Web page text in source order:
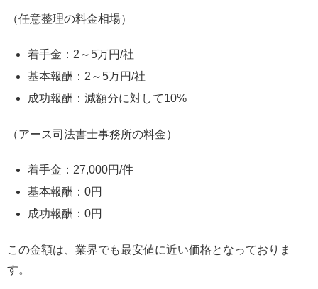
（任意整理の料金相場）
着手金：2～5万円/社
基本報酬：2～5万円/社
成功報酬：減額分に対して10%
（アース司法書士事務所の料金）
着手金：27,000円/件
基本報酬：0円
成功報酬：0円
この金額は、業界でも最安値に近い価格となっておりま
す。